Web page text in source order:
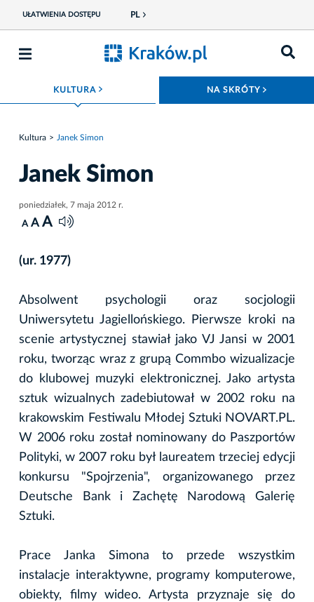
UŁATWIENIA DOSTĘPU PL
KULTURA ROZWIŃ MENU NA SKRÓTY
Kultura Janek Simon
Janek Simon
poniedziałek, 7 maja 2012 r.
A A A
(ur. 1977)
Absolwent psychologii oraz socjologii
Uniwersytetu Jagiellońskiego. Pierwsze kroki na
scenie artystycznej stawiał jako VJ Jansi w 2001
roku, tworząc wraz z grupą Commbo wizualizacje
do klubowej muzyki elektronicznej. Jako artysta
sztuk wizualnych zadebiutował w 2002 roku na
krakowskim Festiwalu Młodej Sztuki NOVART.PL.
W 2006 roku został nominowany do Paszportów
Polityki, w 2007 roku był laureatem trzeciej edycji
konkursu "Spojrzenia", organizowanego przez
Deutsche Bank i Zachętę Narodową Galerię
Sztuki.
Prace Janka Simona to przede wszystkim
instalacje interaktywne, programy komputerowe,
obiekty, filmy wideo. Artysta przyznaje się do